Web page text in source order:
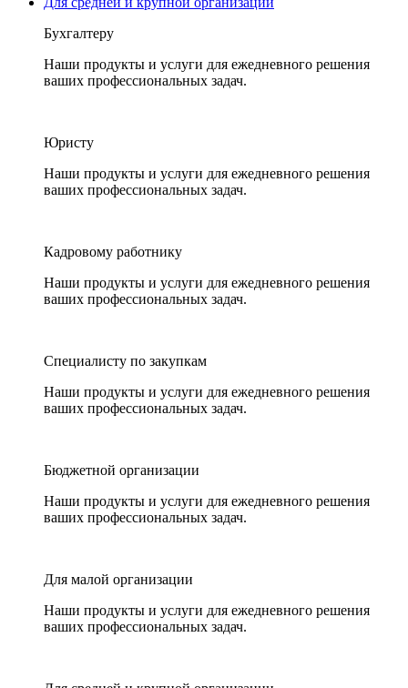
Бухгалтеру
Наши продукты и услуги для ежедневного решения
ваших профессиональных задач.
Юристу
Наши продукты и услуги для ежедневного решения
ваших профессиональных задач.
Кадровому работнику
Наши продукты и услуги для ежедневного решения
ваших профессиональных задач.
Специалисту по закупкам
Наши продукты и услуги для ежедневного решения
ваших профессиональных задач.
Бюджетной организации
Наши продукты и услуги для ежедневного решения
ваших профессиональных задач.
Для малой организации
Наши продукты и услуги для ежедневного решения
ваших профессиональных задач.